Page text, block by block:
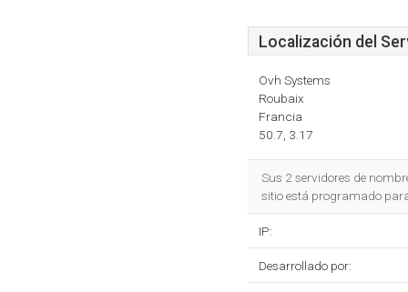
Localización del
Ovh Systems
Roubaix
Francia
50.7, 3.17
Sus 2 servidores de
sitio está programado
IP:
Desarrollado por: